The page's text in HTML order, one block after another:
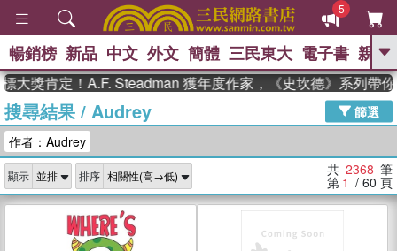
5
GO
高希均教授回憶錄
、 The Odyssey 、 父親節 、 如果歷
獎 臺灣漫遊錄 、 方念華 、 台灣的李
登輝時代
數學女孩：黎曼猜想 、
偉大的迷走神經
暢銷榜 新品 中文 外文 簡體 三民東大 電子書 親子
肯定！A.F. Steadman 獲年度作家，《史坎德》系列帶你踏上
搜尋結果/ Audrey
篩選
作者：Audrey
顯示 排序 共 2368 筆
第 1 / 60 頁